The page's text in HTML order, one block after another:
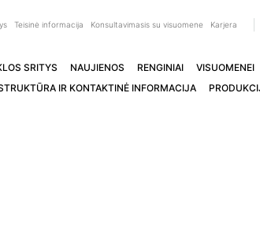
Teisinė informacija Konsultavimasis su visuomene Karjera
SRITYS NAUJIENOS RENGINIAI VISUOMENEI
IR KONTAKTINĖ INFORMACIJA